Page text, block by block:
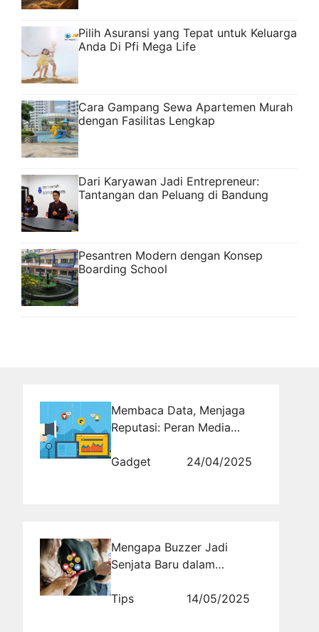
Pilih Asuransi yang Tepat untuk Keluarga
Anda Di Pfi Mega Life
Cara Gampang Sewa Apartemen Murah
dengan Fasilitas Lengkap
Dari Karyawan Jadi Entrepreneur:
Tantangan dan Peluang di Bandung
Pesantren Modern dengan Konsep
Boarding School
Membaca Data, Menjaga
Reputasi: Peran Media
Gadget
24/04/2025
Mengapa Buzzer Jadi
Senjata Baru dalam
Tips
14/05/2025